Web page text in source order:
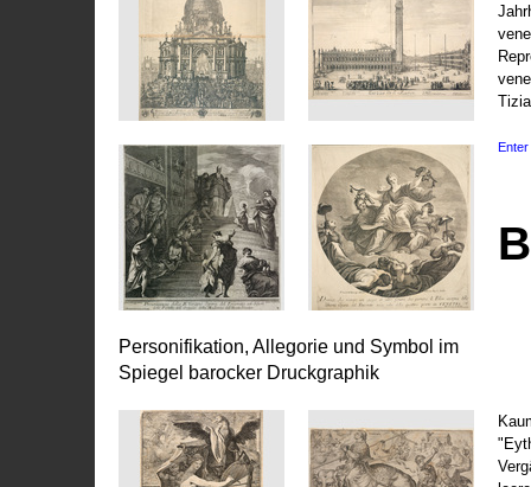
Enter
Personifikation, Allegorie und Symbol im
Spiegel barocker Druckgraphik